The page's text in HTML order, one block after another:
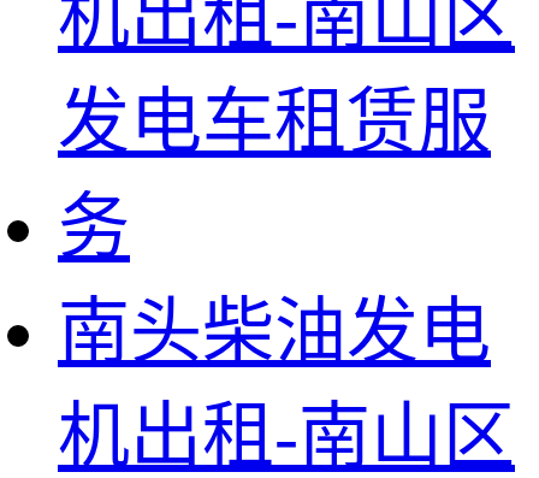
南头柴油发电
机出租-南山区